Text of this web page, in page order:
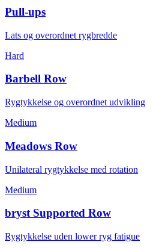
Pull-ups
Lats og overordnet rygbredde
Hard
Barbell Row
Rygtykkelse og overordnet udvikling
Medium
Meadows Row
Unilateral rygtykkelse med rotation
Medium
bryst Supported Row
Rygtykkelse uden lower ryg fatigue